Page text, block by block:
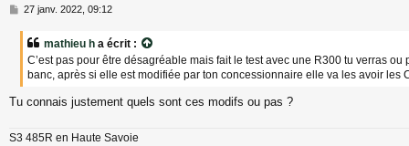
M
e
27 janv. 2022, 09:12
mathieu h a écrit :
C’est pas pour être désagréable mais fait le test avec une R300 tu verras ou
banc, après si elle est modifiée par ton concessionnaire elle va les avoir les
Tu connais justement quels sont ces modifs ou pas ?
S3 485R en Haute Savoie